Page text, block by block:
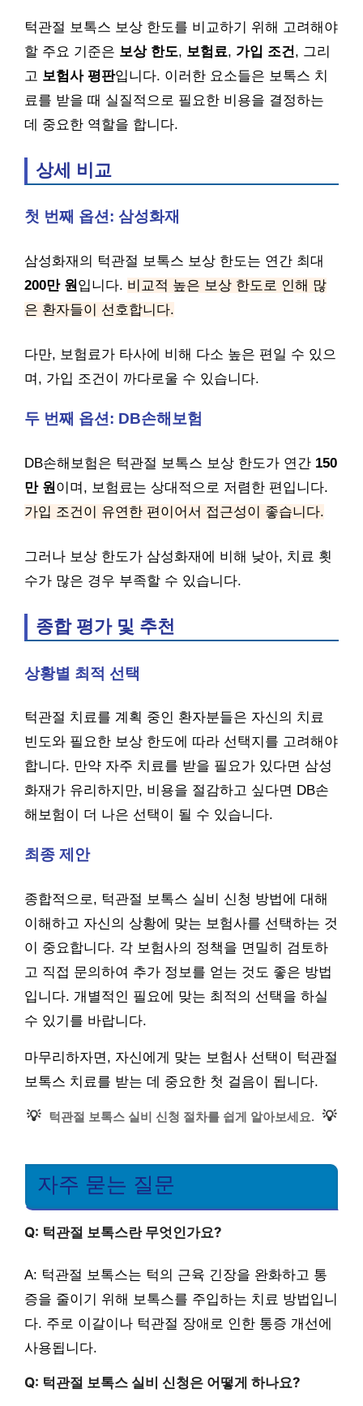
턱관절 보톡스 보상 한도를 비교하기 위해 고려해야
할 주요 기준은 보상 한도, 보험료, 가입 조건, 그리
고 보험사 평판입니다. 이러한 요소들은 보톡스 치
료를 받을 때 실질적으로 필요한 비용을 결정하는
데 중요한 역할을 합니다.
상세 비교
첫 번째 옵션: 삼성화재
삼성화재의 턱관절 보톡스 보상 한도는 연간 최대
200만 원 입니다. 비교적 높은 보상 한도로 인해 많
은 환자들이 선호합니다.
다만, 보험료가 타사에 비해 다소 높은 편일 수 있으
며, 가입 조건이 까다로울 수 있습니다.
두 번째 옵션: DB손해보험
DB손해보험은 턱관절 보톡스 보상 한도가 연간 150
만 원 이며, 보험료는 상대적으로 저렴한 편입니다.
가입 조건이 유연한 편이어서 접근성이 좋습니다.
그러나 보상 한도가 삼성화재에 비해 낮아, 치료 횟
수가 많은 경우 부족할 수 있습니다.
종합 평가 및 추천
상황별 최적 선택
턱관절 치료를 계획 중인 환자분들은 자신의 치료
빈도와 필요한 보상 한도에 따라 선택지를 고려해야
합니다. 만약 자주 치료를 받을 필요가 있다면 삼성
화재가 유리하지만, 비용을 절감하고 싶다면 DB손
해보험이 더 나은 선택이 될 수 있습니다.
최종 제안
종합적으로, 턱관절 보톡스 실비 신청 방법에 대해
이해하고 자신의 상황에 맞는 보험사를 선택하는 것
이 중요합니다. 각 보험사의 정책을 면밀히 검토하
고 직접 문의하여 추가 정보를 얻는 것도 좋은 방법
입니다. 개별적인 필요에 맞는 최적의 선택을 하실
수 있기를 바랍니다.
마무리하자면, 자신에게 맞는 보험사 선택이 턱관절
보톡스 치료를 받는 데 중요한 첫 걸음이 됩니다.
💡 턱관절 보톡스 실비 신청 절차를 쉽게 알아보세요. 💡
자주 묻는 질문
Q: 턱관절 보톡스란 무엇인가요?
A: 턱관절 보톡스는 턱의 근육 긴장을 완화하고 통
증을 줄이기 위해 보톡스를 주입하는 치료 방법입니
다. 주로 이갈이나 턱관절 장애로 인한 통증 개선에
사용됩니다.
Q: 턱관절 보톡스 실비 신청은 어떻게 하나요?